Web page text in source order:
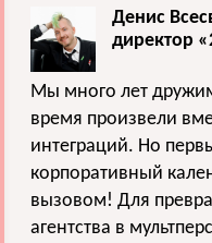
Денис
директор
Мы много лет
время произвели
интеграций. Но
корпоративный
вызовом! Для
агентства в